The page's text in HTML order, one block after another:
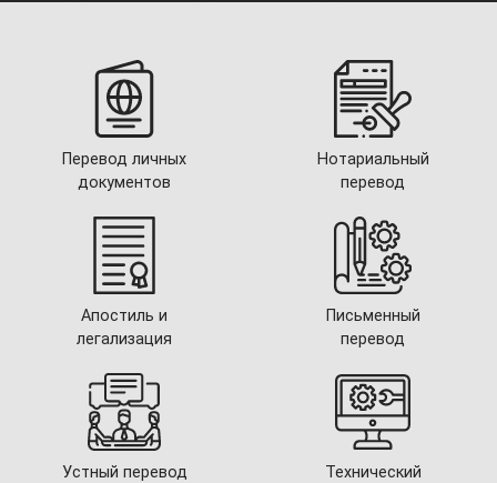
Перевод личных
документов
Нотариальный
перевод
Апостиль и
легализация
Письменный
перевод
Устный перевод
Технический